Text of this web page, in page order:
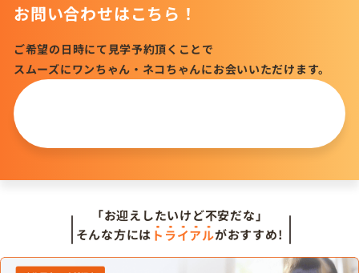
お問い合わせはこちら！
ご希望の日時にて見学予約頂くことで
スムーズにワンちゃん・ネコちゃんにお会いいただけます。
「お迎えしたいけど不安だな」
そんな方には トライアルがおすすめ!